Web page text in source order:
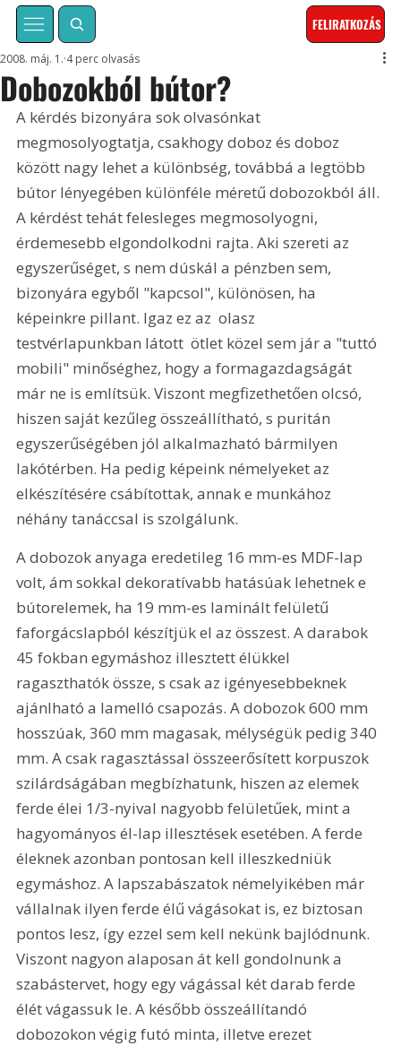
FELIRATKOZÁS
Dobozokból bútor?
2008. máj. 1. 4 perc olvasás
A kérdés bizonyára sok olvasónkat
megmosolyogtatja, csakhogy doboz és doboz
között nagy lehet a különbség, továbbá a legtöbb
bútor lényegében különféle méretű dobozokból áll.
A kérdést tehát felesleges megmosolyogni,
érdemesebb elgondolkodni rajta. Aki szereti az
egyszerűséget, s nem dúskál a pénzben sem,
bizonyára egyből "kapcsol", különösen, ha
képeinkre pillant. Igaz ez az  olasz
testvérlapunkban látott  ötlet közel sem jár a "tuttó
mobili" minőséghez, hogy a formagazdagságát
már ne is említsük. Viszont megfizethetően olcsó,
hiszen saját kezűleg összeállítható, s puritán
egyszerűségében jól alkalmazható bármilyen
lakótérben. Ha pedig képeink némelyeket az
elkészítésére csábítottak, annak e munkához
néhány tanáccsal is szolgálunk.
A dobozok anyaga eredetileg 16 mm-es MDF-lap
volt, ám sokkal dekoratívabb hatásúak lehetnek e
bútorelemek, ha 19 mm-es laminált felületű
faforgácslapból készítjük el az összest. A darabok
45 fokban egymáshoz illesztett élükkel
ragaszthatók össze, s csak az igényesebbeknek
ajánlható a lamelló csapozás. A dobozok 600 mm
hosszúak, 360 mm magasak, mélységük pedig 340
mm. A csak ragasztással összeerősített korpuszok
szilárdságában megbízhatunk, hiszen az elemek
ferde élei 1/3-nyival nagyobb felületűek, mint a
hagyományos él-lap illesztések esetében. A ferde
éleknek azonban pontosan kell illeszkedniük
egymáshoz. A lapszabászatok némelyikében már
vállalnak ilyen ferde élű vágásokat is, ez biztosan
pontos lesz, így ezzel sem kell nekünk bajlódnunk.
Viszont nagyon alaposan át kell gondolnunk a
szabástervet, hogy egy vágással két darab ferde
élét vágassuk le. A később összeállítandó
dobozokon végig futó minta, illetve erezet